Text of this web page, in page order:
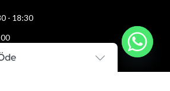
- 18:30